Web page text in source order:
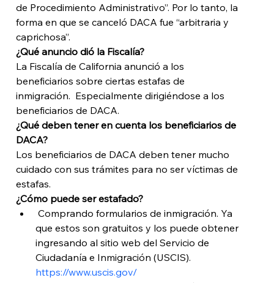
de Procedimiento Administrativo”. Por lo tanto, la
forma en que se canceló DACA fue “arbitraria y
caprichosa”.
¿Qué anuncio dió la Fiscalía?
La Fiscalía de California anunció a los
beneficiarios sobre ciertas estafas de
inmigración.  Especialmente dirigiéndose a los
beneficiarios de DACA.
¿Qué deben tener en cuenta los beneficiarios de
DACA?
Los beneficiarios de DACA deben tener mucho
cuidado con sus trámites para no ser víctimas de
estafas.
¿Cómo puede ser estafado?
Comprando formularios de inmigración. Ya
que estos son gratuitos y los puede obtener
ingresando al sitio web del Servicio de
Ciudadanía e Inmigración (USCIS).
https://www.uscis.gov/